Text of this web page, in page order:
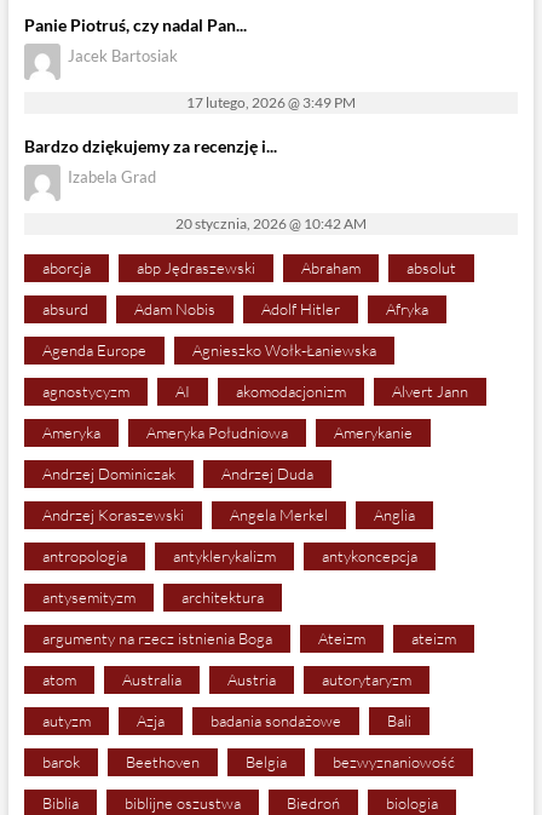
Panie Piotruś, czy nadal Pan...
Jacek Bartosiak
17 lutego, 2026 @ 3:49 PM
Bardzo dziękujemy za recenzję i...
Izabela Grad
20 stycznia, 2026 @ 10:42 AM
aborcja abp Jędraszewski Abraham absolut
absurd Adam Nobis Adolf Hitler Afryka
Agenda Europe Agnieszko Wołk-Łaniewska
agnostycyzm AI akomodacjonizm Alvert Jann
Ameryka Ameryka Południowa Amerykanie
Andrzej Dominiczak Andrzej Duda
Andrzej Koraszewski Angela Merkel Anglia
antropologia antyklerykalizm antykoncepcja
antysemityzm architektura
argumenty na rzecz istnienia Boga Ateizm ateizm
atom Australia Austria autorytaryzm
autyzm Azja badania sondażowe Bali
barok Beethoven Belgia bezwyznaniowość
Biblia biblijne oszustwa Biedroń biologia